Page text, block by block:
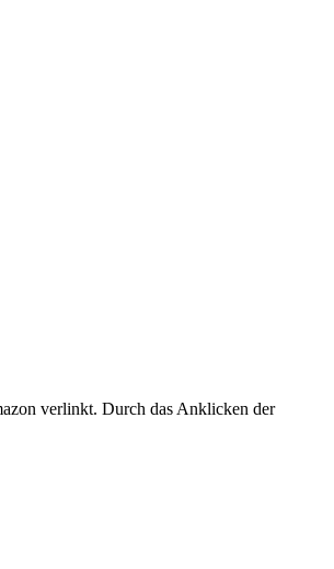
verlinkt. Durch das Anklicken der